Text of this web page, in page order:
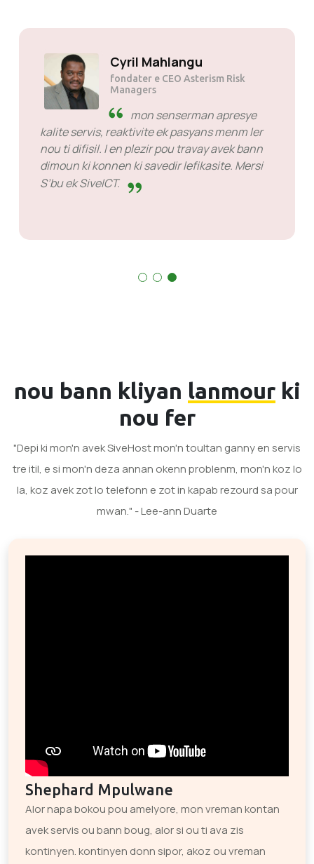
Cyril Mahlangu
fondater e CEO Asterism Risk
Managers
mon senserman apresye
kalite servis, reaktivite ek pasyans menm ler
nou ti difisil. I en plezir pou travay avek bann
dimoun ki konnen ki savedir lefikasite. Mersi
S’bu ek SiveICT.
nou bann kliyan lanmourki
nou fer
"Depi ki mon'n avek SiveHost mon'n toultan ganny en servis
tre itil, e si mon'n deza annan okenn problenm, mon'n koz lo
la, koz avek zot lo telefonn e zot in kapab rezourd sa pour
mwan." - Lee-ann Duarte
Shephard Mpulwane
Alor napa bokou pou amelyore, mon vreman kontan
avek servis ou bann boug, alor si ou ti ava zis
kontinyen. kontinyen donn sipor, akoz ou vreman